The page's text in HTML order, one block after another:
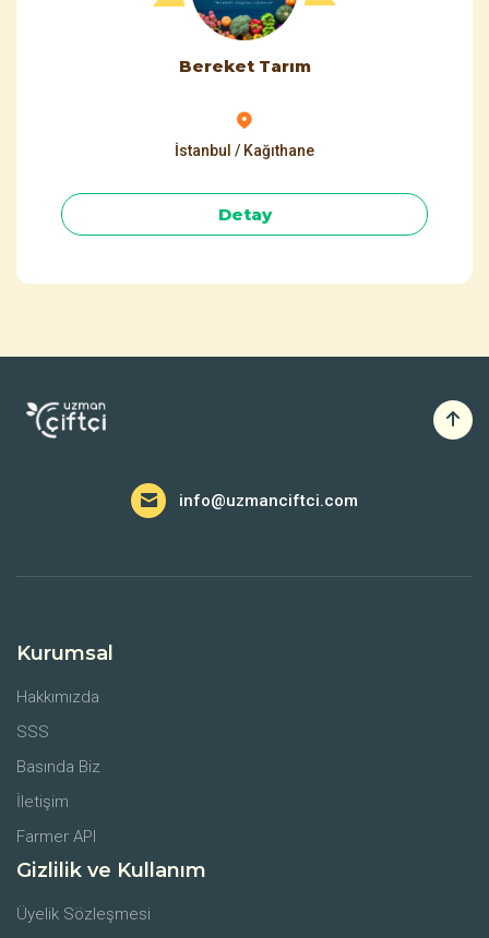
Bereket Tarım
İstanbul / Kağıthane
Detay
info@uzmanciftci.com
Kurumsal
Hakkımızda
SSS
Basında Biz
İletişim
Farmer API
Gizlilik ve Kullanım
Üyelik Sözleşmesi